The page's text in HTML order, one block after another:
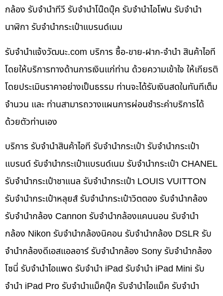
กล้อง รับจำนำทีวี รับจำนำโน๊ดบุ๊ค รับจำนำไอโฟน รับจำนำ
นาฬิกา รับจำนำกระเป๋าแบรนด์เนม
รับจํานําแจ้งวัฒนะ.com บริการ ซื้อ-ขาย-ฝาก-จำนำ สินค้าไอที
โดยให้บริการทางด้านการเงินแก่ท่าน ด้วยความเข้าใจ ให้เกียรติ
โดยประเมินราคาอย่างเป็นธรรม ท่านจะได้รับเงินสดในทันทีเต็ม
จำนวน และ ท่านสามารถวางแผนการผ่อนชำระค่าบริการได้
ด้วยตัวท่านเอง
บริการ รับจำนำสินค้าไอที รับจำนำกระเป๋า รับจำนำกระเป๋า
แบรนด์ รับจำนำกระเป๋าแบรนด์เนม รับจำนำกระเป๋า CHANEL
รับจำนำกระเป๋าชาแนล รับจำนำกระเป๋า LOUIS VUITTON
รับจำนำกระเป๋าหลุยส์ รับจำนำกระเป๋าวิตตอง รับจำนำกล้อง
รับจำนำกล้อง Cannon รับจำนำกล้องแคนนอน รับจำนำ
กล้อง Nikon รับจำนำกล้องนิคอน รับจำนำกล้อง DSLR รับ
จำนำกล้องดีเอสแอลอาร์ รับจำนำกล้อง Sony รับจำนำกล้อง
โซนี่ รับจำนำไอแพด รับจำนำ iPad รับจำนำ iPad Mini รับ
จำนำ iPad Pro รับจำนำแม็คบุ๊ค รับจำนำไอแม็ค รับจำนำ